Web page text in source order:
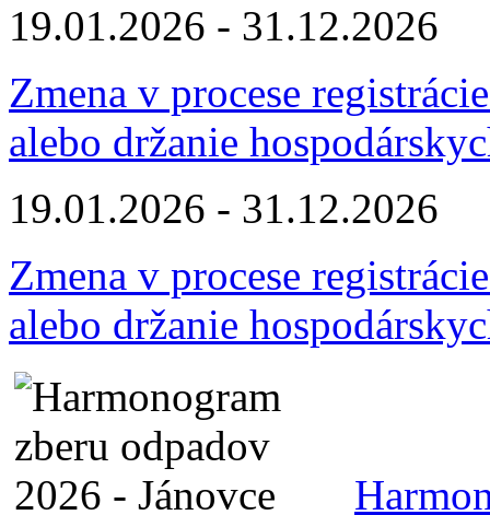
19.01.2026 - 31.12.2026
Zmena v procese
alebo držanie
19.01.2026 - 31.12.2026
Zmena v procese
alebo držanie